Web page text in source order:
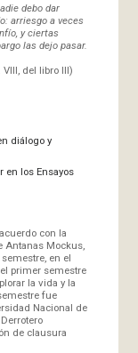
debo dar
arriesgo a veces
y ciertas
las dejo pasar.
VIII, del libro III)
diálogo y
en los Ensayos
con la
Antanas Mockus,
en el
primer semestre
la vida y la
fue
Nacional de
de clausura